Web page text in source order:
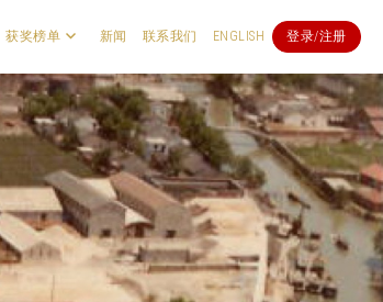
获奖榜单 新闻 联系我们 ENGLISH 登录/注册